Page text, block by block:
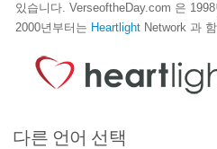
있습니다. VerseoftheDay.com 은
2000년부터는 Heartlight Network 과
다른 언어 선택